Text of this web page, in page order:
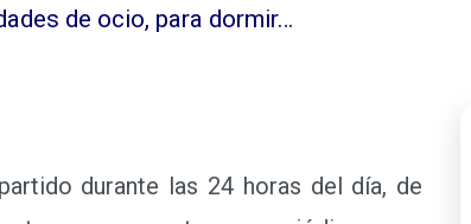
de ocio, para dormir…
durante las 24 horas del día, de